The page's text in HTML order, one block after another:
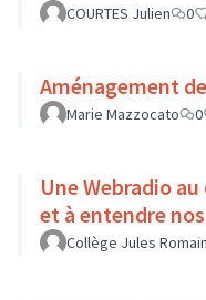
COURTES Julien 0
Aménagement
Marie Mazzocato 0
Une Webradio
et à entendre
Collège Jules